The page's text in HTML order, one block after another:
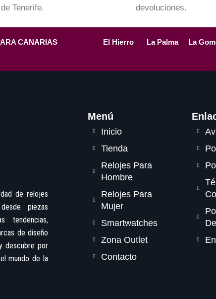
Tenerife.
devoluciones.
CANARIAS El Hierro La Palma La
de relojes
piezas
tendencias,
de diseño
descubre por
mundo de la
Menú
Inicio
Tienda
Relojes Para
Hombre
Relojes Para
Mujer
Smartwatches
Zona Outlet
Contacto